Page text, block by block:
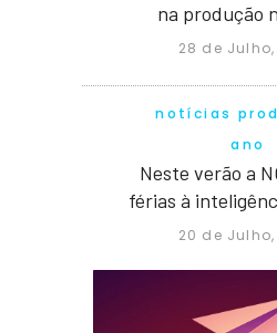
na produção
28 de Julho,
notícias
ano
Neste verão a
férias à
20 de Julho,